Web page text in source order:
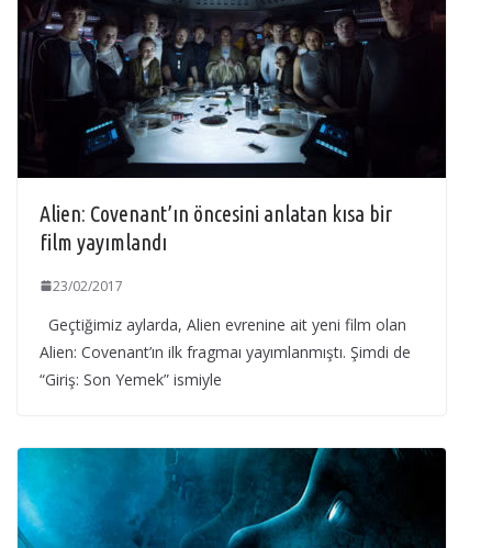
Alien: Covenant’ın öncesini anlatan kısa bir
film yayımlandı
23/02/2017
Geçtiğimiz aylarda, Alien evrenine ait yeni film olan
Alien: Covenant’ın ilk fragmaı yayımlanmıştı. Şimdi de
“Giriş: Son Yemek” ismiyle